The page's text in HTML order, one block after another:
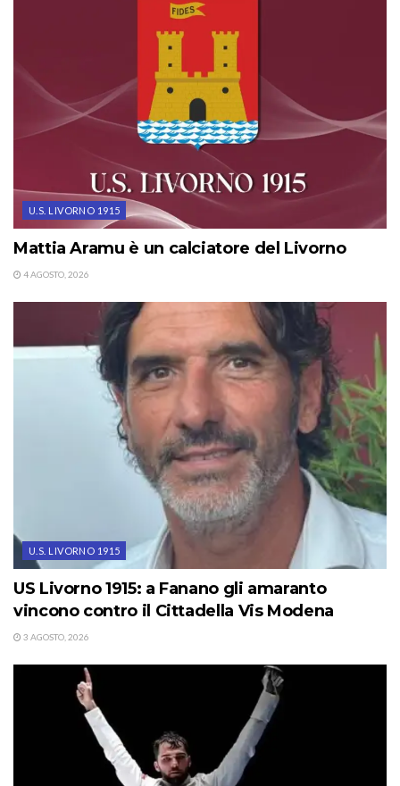
U.S. LIVORNO 1915
Mattia Aramu è un calciatore del Livorno
4 AGOSTO, 2026
U.S. LIVORNO 1915
US Livorno 1915: a Fanano gli amaranto
vincono contro il Cittadella Vis Modena
3 AGOSTO, 2026